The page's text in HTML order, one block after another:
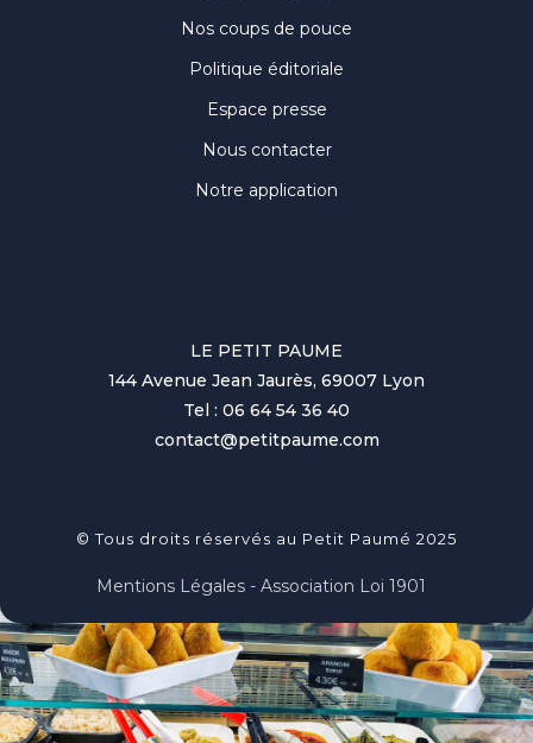
Nos coups de pouce
Politique éditoriale
Espace presse
Nous contacter
Notre application
LE PETIT PAUME
144 Avenue Jean Jaurès, 69007 Lyon
Tel : 06 64 54 36 40
contact@petitpaume.com
© Tous droits réservés au Petit Paumé 2025
Mentions Légales - Association Loi 1901